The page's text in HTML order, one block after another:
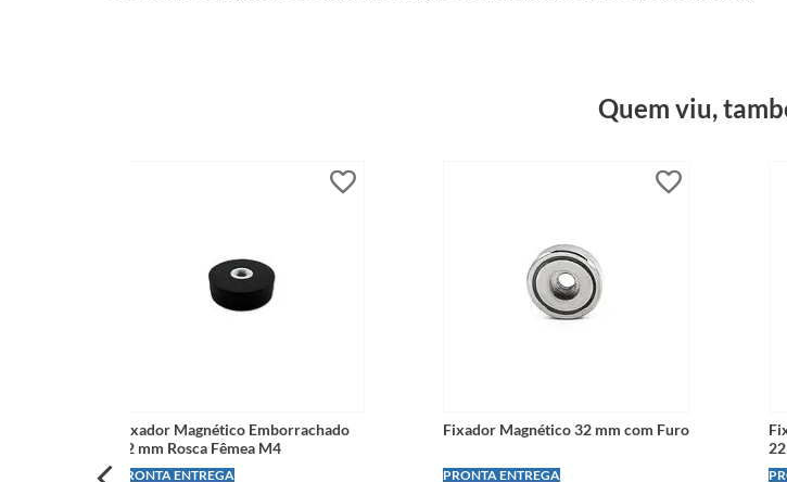
Quem viu,
Fixador Magnético Emborrachado
22 mm Rosca Fêmea M4
LEVE + PAGUE -
Fixador Magnético 32 mm com Furo
LEVE + PAGUE -